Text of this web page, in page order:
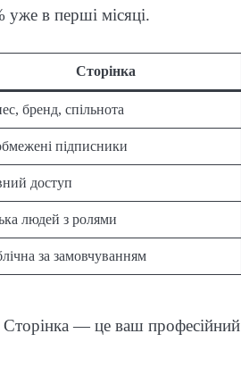
уже в перші місяці.
Сторінка
бренд, спільнота
підписники
доступ
людей з ролями
за замовчуванням
Сторінка — це ваш професійний